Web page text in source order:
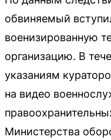
обвиняемый
военизированную
организацию. В
указаниям
на видео
Министерства